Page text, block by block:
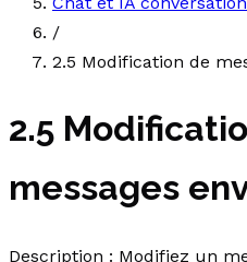
/
2.5 Modification de
2.5
messages
Description : Modifiez un